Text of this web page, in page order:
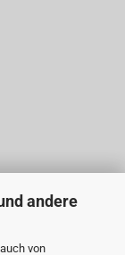
andere
von